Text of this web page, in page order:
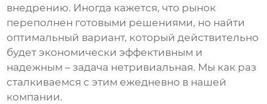
внедрению. Иногда кажется, что рынок
переполнен готовыми решениями, но найти
оптимальный вариант, который действительно
будет экономически эффективным и
надежным – задача нетривиальная. Мы как раз
сталкиваемся с этим ежедневно в нашей
компании.